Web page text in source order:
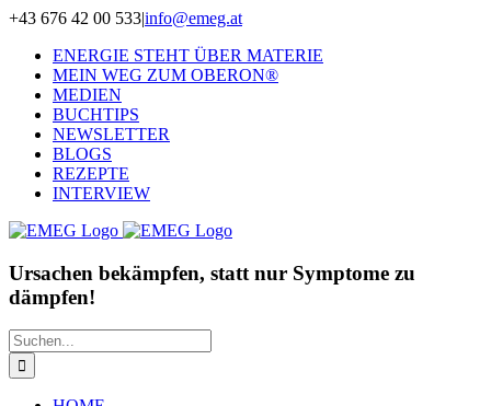
Zum
springen
+43 676 42 00 533|info@emeg.at
ENERGIE STEHT ÜBER MATERIE
MEIN WEG ZUM OBERON®
MEDIEN
BUCHTIPS
NEWSLETTER
BLOGS
REZEPTE
INTERVIEW
Ursachen bekämpfen, statt nur Symptome zu
dämpfen!
Suche
nach: